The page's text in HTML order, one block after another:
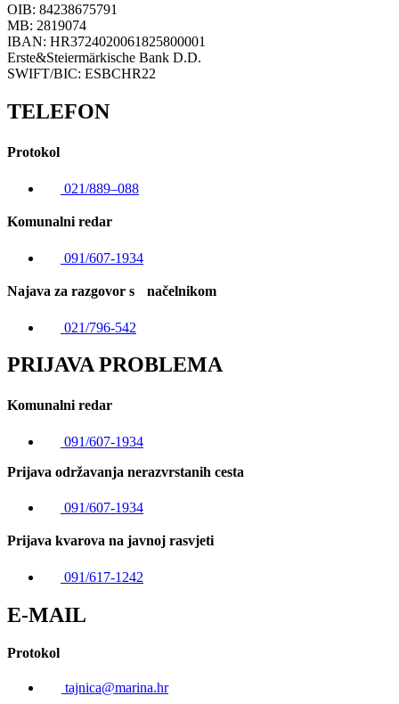
OIB: 84238675791
MB: 2819074
IBAN: HR3724020061825800001
Erste&Steiermärkische Bank D.D.
SWIFT/BIC: ESBCHR22
TELEFON
Protokol
021/889–088
Komunalni redar
091/607-1934
Najava za razgovor s načelnikom
021/796-542
PRIJAVA PROBLEMA
Komunalni redar
091/607-1934
Prijava održavanja nerazvrstanih cesta
091/607-1934
Prijava kvarova na javnoj rasvjeti
091/617-1242
E-MAIL
Protokol
tajnica@marina.hr